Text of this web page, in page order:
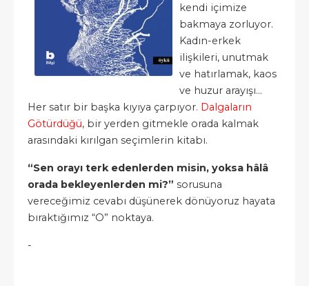
kendi içimize
bakmaya zorluyor.
Kadın-erkek
ilişkileri, unutmak
ve hatırlamak, kaos
ve huzur arayışı…
Her satır bir başka kıyıya çarpıyor. Dalgaların
Götürdüğü, bir yerden gitmekle orada kalmak
arasındaki kırılgan seçimlerin kitabı.
“Sen orayı terk edenlerden misin, yoksa hâlâ
orada bekleyenlerden mi?” sorusuna
vereceğimiz cevabı düşünerek dönüyoruz hayata
bıraktığımız “O” noktaya.
-